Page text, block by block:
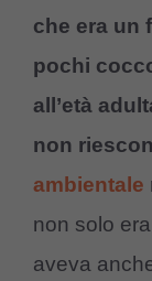
che era un
pochi
all’età
non
ambientale
non solo
aveva